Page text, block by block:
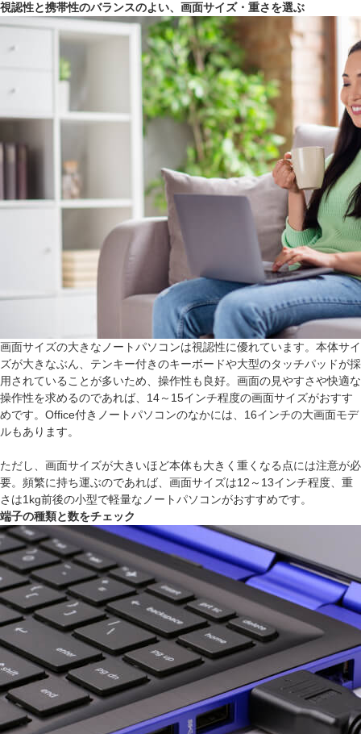
視認性と携帯性のバランスのよい、画面サイズ・重さを選ぶ
画面サイズの大きなノートパソコンは視認性に優れています。本体サイ
ズが大きなぶん、テンキー付きのキーボードや大型のタッチパッドが採
用されていることが多いため、操作性も良好。画面の見やすさや快適な
操作性を求めるのであれば、14～15インチ程度の画面サイズがおすす
めです。Office付きノートパソコンのなかには、16インチの大画面モデ
ルもあります。
ただし、画面サイズが大きいほど本体も大きく重くなる点には注意が必
要。頻繁に持ち運ぶのであれば、画面サイズは12～13インチ程度、重
さは1kg前後の小型で軽量なノートパソコンがおすすめです。
端子の種類と数をチェック